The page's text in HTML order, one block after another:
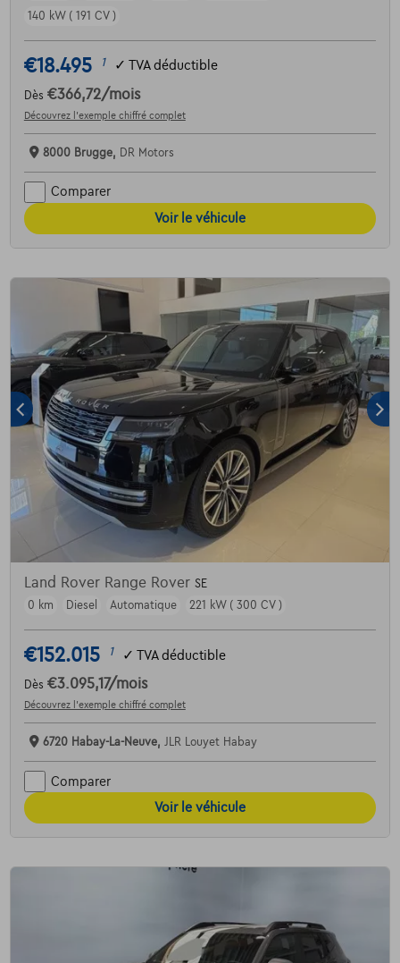
140 kW ( 191 CV )
€18.495 1 ✓ TVA déductible
Dès €366,72/mois
Découvrez l’exemple chiffré complet
8000 Brugge, DR Motors
Comparer
Voir le véhicule
Land Rover Range Rover SE
0 km
Diesel Automatique 221 kW ( 300 CV )
€152.015 1 ✓ TVA déductible
Dès €3.095,17/mois
Découvrez l’exemple chiffré complet
6720 Habay-La-Neuve, JLR Louyet Habay
Comparer
Voir le véhicule